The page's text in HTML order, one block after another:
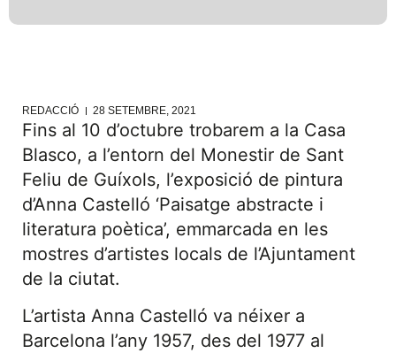
REDACCIÓ 28 SETEMBRE, 2021
Fins al 10 d’octubre trobarem a la Casa
Blasco, a l’entorn del Monestir de Sant
Feliu de Guíxols, l’exposició de pintura
d’Anna Castelló ‘Paisatge abstracte i
literatura poètica’, emmarcada en les
mostres d’artistes locals de l’Ajuntament
de la ciutat.
L’artista Anna Castelló va néixer a
Barcelona l’any 1957, des del 1977 al